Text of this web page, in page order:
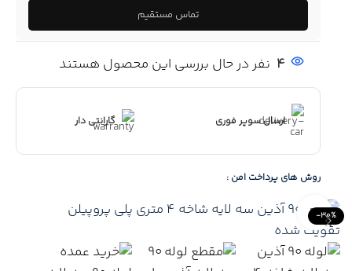
-30%
Click to enlarge
تماس مستقیم
4 نفر در حال بررسی این محصول هستند
ارسال سوپر فوری گارانتی دار
روش های پرداخت امن :